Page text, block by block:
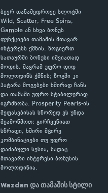
ბევრ თანამედროვე სლოტში
Wild, Scatter, Free Spins,
Gamble ან სხვა ბონუს
ფუნქციები თამაშის მთავარ
ინტერესს ქმნის. ზოგიერთ
სათაურში ბონუსი იშვიათად
მოდის, მაგრამ უფრო დიდ
მოლოდინს ქმნის; ზოგში კი
პატარა მოგებები ხშირად ჩანს
და თამაში უფრო სტაბილურად
იგრძნობა. Prosperity Pearls-ის
შეფასებისას სწორედ ეს უნდა
შეამოწმოთ: გირჩევნიათ
სწრაფი, ხშირი მცირე
კომბინაციები თუ უფრო
დაძაბული სესია, სადაც
მთავარი ინტერესი ბონუსის
მოლოდინია.
Wazdan და თამაშის სტილი